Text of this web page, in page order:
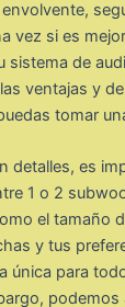
vez si es
sistema de
ventajas y
tomar
detalles, es
1 o 2
el tamaño
y tus
única para
podemos